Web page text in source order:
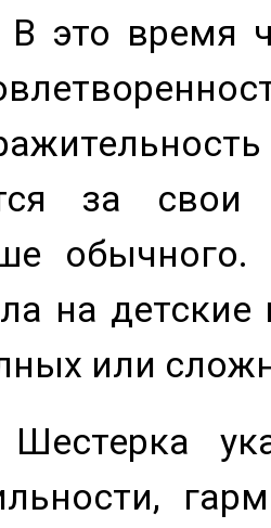
В это время
за свои
на детские
или